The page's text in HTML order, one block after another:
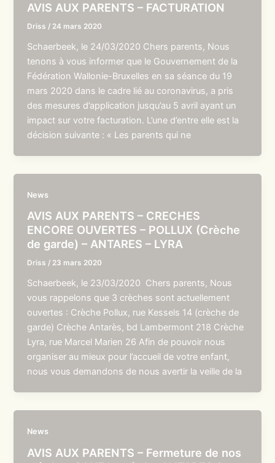
AVIS AUX PARENTS – FACTURATION
Driss / 24 mars 2020
Schaerbeek, le 24/03/2020 Chers parents, Nous
tenons à vous informer que le Gouvernement de la
Fédération Wallonie-Bruxelles en sa séance du 19
mars 2020 dans le cadre lié au coronavirus, a pris
des mesures d’application jusqu’au 5 avril ayant un
impact sur votre facturation. L’une d’entre elle est la
décision suivante : « Les parents qui ne
News
AVIS AUX PARENTS – CRECHES
ENCORE OUVERTES – POLLUX (Crèche
de garde) – ANTARES – LYRA
Driss / 23 mars 2020
Schaerbeek, le 23/03/2020 Chers parents, Nous
vous rappelons que 3 crèches sont actuellement
ouvertes : Crèche Pollux, rue Kessels 14 (crèche de
garde) Crèche Antarès, bd Lambermont 218 Crèche
Lyra, rue Marcel Marien 26 Afin de pouvoir nous
organiser au mieux pour l’accueil de votre enfant,
nous vous demandons de nous avertir la veille de la
News
AVIS AUX PARENTS – Fermeture de nos